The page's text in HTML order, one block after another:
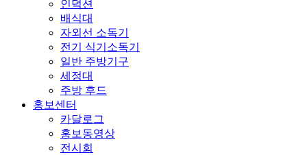
인덕션
배식대
자외선 소독기
전기 식기소독기
일반 주방기구
세정대
주방 후드
홍보센터
카달로그
홍보동영상
전시회